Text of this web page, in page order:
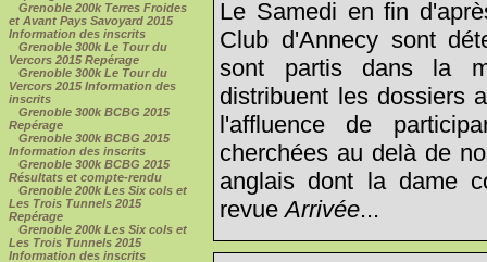
Grenoble 200k Terres Froides
et Avant Pays Savoyard 2015
Information des inscrits
Grenoble 300k Le Tour du
Vercors 2015 Repérage
Grenoble 300k Le Tour du
Vercors 2015 Information des
inscrits
Grenoble 300k BCBG 2015
Repérage
Grenoble 300k BCBG 2015
Information des inscrits
Grenoble 300k BCBG 2015
Résultats et compte-rendu
Grenoble 200k Les Six cols et
Les Trois Tunnels 2015
Repérage
Grenoble 200k Les Six cols et
Les Trois Tunnels 2015
Information des inscrits
Le Samedi en fin
Club d'Annecy sont
sont partis dans la
distribuent les dossiers
l'affluence de
cherchées au delà de
anglais dont la dame
revueArrivée...